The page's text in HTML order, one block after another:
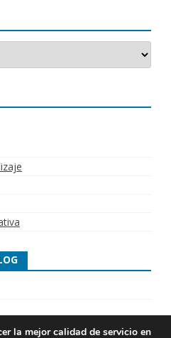
la mejor calidad de servicio en